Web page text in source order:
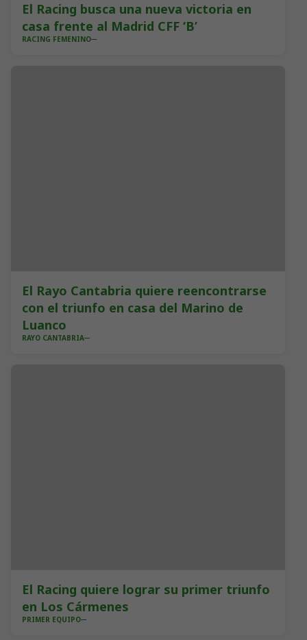
El Racing busca una nueva victoria en
casa frente al Madrid CFF ‘B’
RACING FEMENINO
El Rayo Cantabria quiere reencontrarse
con el triunfo en casa del Marino de
Luanco
RAYO CANTABRIA
El Racing quiere lograr su primer triunfo
en Los Cármenes
PRIMER EQUIPO